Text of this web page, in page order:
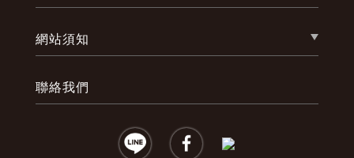
網站須知
聯絡我們